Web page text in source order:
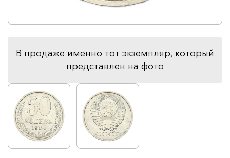
В продаже именно тот экземпляр, который
представлен на фото